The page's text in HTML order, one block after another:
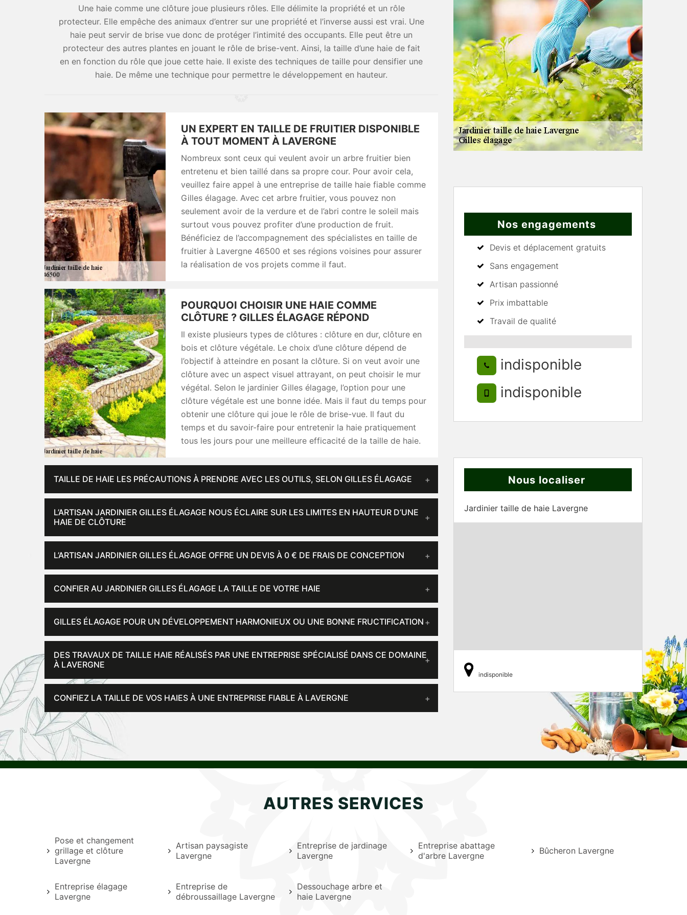
Une haie comme une clôture joue plusieurs rôles. Elle délimite la propriété et un rôle
protecteur. Elle empêche des animaux d’entrer sur une propriété et l’inverse aussi est vrai. Une
haie peut servir de brise vue donc de protéger l’intimité des occupants. Elle peut être un
protecteur des autres plantes en jouant le rôle de brise-vent. Ainsi, la taille d’une haie de fait
en en fonction du rôle que joue cette haie. Il existe des techniques de taille pour densifier une
haie. De même une technique pour permettre le développement en hauteur.
UN EXPERT EN TAILLE DE FRUITIER DISPONIBLE
À TOUT MOMENT À LAVERGNE
Nombreux sont ceux qui veulent avoir un arbre fruitier bien
entretenu et bien taillé dans sa propre cour. Pour avoir cela,
veuillez faire appel à une entreprise de taille haie fiable comme
Gilles élagage. Avec cet arbre fruitier, vous pouvez non
seulement avoir de la verdure et de l’abri contre le soleil mais
surtout vous pouvez profiter d’une production de fruit.
Bénéficiez de l’accompagnement des spécialistes en taille de
fruitier à Lavergne 46500 et ses régions voisines pour assurer
la réalisation de vos projets comme il faut.
POURQUOI CHOISIR UNE HAIE COMME
CLÔTURE ? GILLES ÉLAGAGE RÉPOND
Il existe plusieurs types de clôtures : clôture en dur, clôture en
bois et clôture végétale. Le choix d’une clôture dépend de
l’objectif à atteindre en posant la clôture. Si on veut avoir une
clôture avec un aspect visuel attrayant, on peut choisir le mur
végétal. Selon le jardinier Gilles élagage, l’option pour une
clôture végétale est une bonne idée. Mais il faut du temps pour
obtenir une clôture qui joue le rôle de brise-vue. Il faut du
temps et du savoir-faire pour entretenir la haie pratiquement
tous les jours pour une meilleure efficacité de la taille de haie.
TAILLE DE HAIE LES PRÉCAUTIONS À PRENDRE AVEC LES OUTILS, SELON GILLES ÉLAGAGE
L’ARTISAN JARDINIER GILLES ÉLAGAGE NOUS ÉCLAIRE SUR LES LIMITES EN HAUTEUR D’UNE
HAIE DE CLÔTURE
L’ARTISAN JARDINIER GILLES ÉLAGAGE OFFRE UN DEVIS À 0 € DE FRAIS DE CONCEPTION
CONFIER AU JARDINIER GILLES ÉLAGAGE LA TAILLE DE VOTRE HAIE
GILLES ÉLAGAGE POUR UN DÉVELOPPEMENT HARMONIEUX OU UNE BONNE FRUCTIFICATION
DES TRAVAUX DE TAILLE HAIE RÉALISÉS PAR UNE ENTREPRISE SPÉCIALISÉ DANS CE DOMAINE
À LAVERGNE
CONFIEZ LA TAILLE DE VOS HAIES À UNE ENTREPRISE FIABLE À LAVERGNE
Nos engagements
Devis et déplacement gratuits
Sans engagement
Artisan passionné
Prix imbattable
Travail de qualité
indisponible
indisponible
Nous localiser
Jardinier taille de haie Lavergne
indisponible
AUTRES SERVICES
Pose et changement
grillage et clôture
Lavergne
Artisan paysagiste
Lavergne
Entreprise de jardinage
Lavergne
Entreprise abattage
d'arbre Lavergne
Bûcheron Lavergne
Entreprise élagage
Lavergne
Entreprise de
débroussaillage Lavergne
Dessouchage arbre et
haie Lavergne